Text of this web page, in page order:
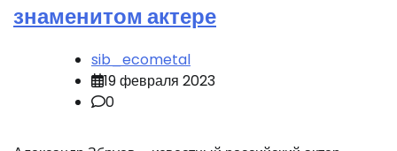
знаменитом актере
sib_ecometal
19 февраля 2023
0